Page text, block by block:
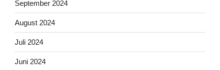
September 2024
August 2024
Juli 2024
Juni 2024